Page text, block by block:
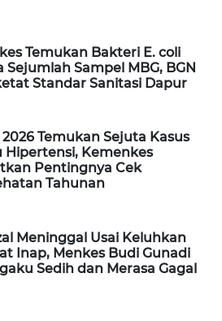
Temukan Bakteri E. coli
Sejumlah Sampel MBG, BGN
Standar Sanitasi Dapur
2026 Temukan Sejuta Kasus
Hipertensi, Kemenkes
Pentingnya Cek
Tahunan
Meninggal Usai Keluhkan
Inap, Menkes Budi Gunadi
Sedih dan Merasa Gagal